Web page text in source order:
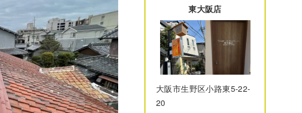
東大阪店
大阪市生野区小路東5-22-
20